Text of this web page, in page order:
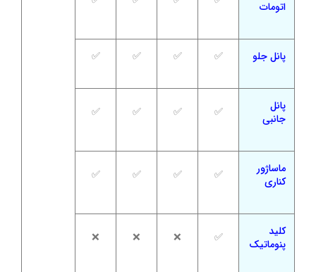
اتومات
پانل جلو ✅
✅
✅
✅
پانل
جانبی
✅
✅
✅
✅
ماساژور
کناری
✅
✅
✅
✅
کلید
پنوماتیک
✅
❌
❌
❌